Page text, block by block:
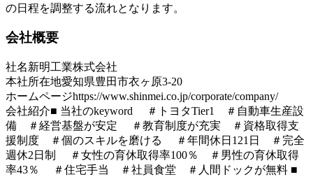
の日程を調整する流れとなります。
会社概要
社名新明工業株式会社
本社所在地愛知県豊田市衣ヶ原3-20
ホームページhttps://www.shinmei.co.jp/corporate/company/
会社紹介■ 当社のkeyword ＃トヨタTier1 ＃自動車生産設
備 ＃経営基盤が安定 ＃教育制度が充実 ＃資格取得支
援制度 ＃個のスキルを磨ける ＃年間休日121日 ＃完全
週休2日制 ＃女性の育休取得率100％ ＃男性の育休取得
率43％ ＃住宅手当 ＃社員食堂 ＃人間ドックが無料 ■